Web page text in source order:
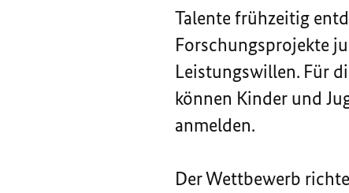
Talente frühzeitig
Forschungsprojekte
Leistungswillen. Für
können Kinder und
anmelden.
Der Wettbewerb